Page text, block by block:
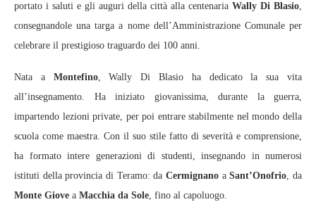
portato i saluti e gli auguri della città alla centenaria Wally Di Blasio,
consegnandole una targa a nome dell’Amministrazione Comunale per
celebrare il prestigioso traguardo dei 100 anni.
Nata a Montefino, Wally Di Blasio ha dedicato la sua vita
all’insegnamento. Ha iniziato giovanissima, durante la guerra,
impartendo lezioni private, per poi entrare stabilmente nel mondo della
scuola come maestra. Con il suo stile fatto di severità e comprensione,
ha formato intere generazioni di studenti, insegnando in numerosi
istituti della provincia di Teramo: da Cermignano aSant’Onofrio, da
Monte Giove a Macchia da Sole, fino al capoluogo.